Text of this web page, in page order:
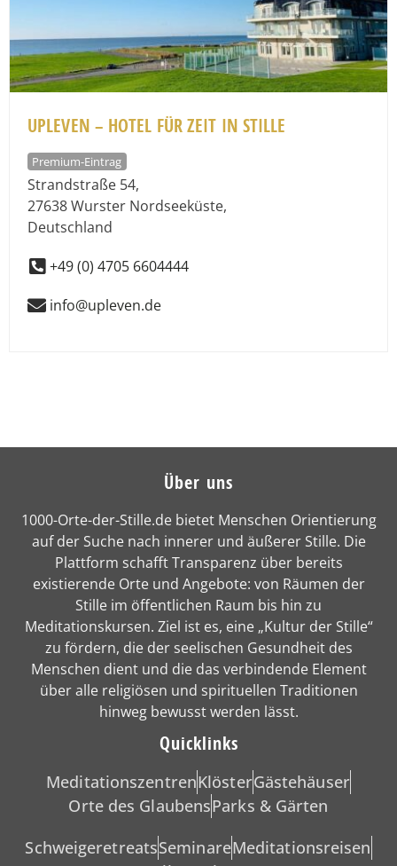
UPLEVEN – HOTEL FÜR ZEIT IN STILLE
Premium-Eintrag
Strandstraße 54,
27638Wurster Nordseeküste,
Deutschland
+49 (0) 4705 6604444
info@upleven.de
Über uns
1000-Orte-der-Stille.de bietet Menschen Orientierung
auf der Suche nach innerer und äußerer Stille. Die
Plattform schafft Transparenz über bereits
existierende Orte und Angebote: von Räumen der
Stille im öffentlichen Raum bis hin zu
Meditationskursen. Ziel ist es, eine „Kultur der Stille“
zu fördern, die der seelischen Gesundheit des
Menschen dient und die das verbindende Element
über alle religiösen und spirituellen Traditionen
hinweg bewusst werden lässt.
Quicklinks
MeditationszentrenKlösterGästehäuser
Orte des GlaubensParks & Gärten
SchweigeretreatsSeminareMeditationsreisen